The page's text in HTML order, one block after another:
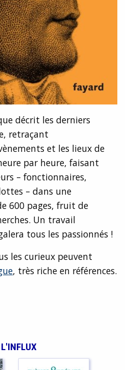
décrit les derniers
retraçant
et les lieux de
par heure, faisant
– fonctionnaires,
– dans une
600 pages, fruit de
Un travail
tous les passionnés !
les curieux peuvent
, très riche en références.